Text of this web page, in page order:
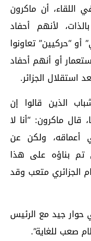
أن ماكرون
لأنهم أحفاد
“حركيين” تعاونوا
أو أنهم أحفاد
استقلال الجزائر.
الذين قالوا إن
قال ماكرون: “أنا لا
أعماقه، ولكن عن
تم بناؤه على هذا
الجزائري متعب وقد
حوار جيد مع الرئيس
صعب للغاية”.